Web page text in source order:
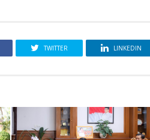
TWITTER LINKEDIN